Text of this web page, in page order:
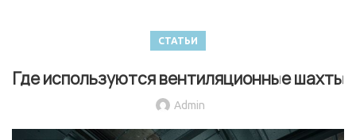
СТАТЬИ
Где используются вентиляционные шахты
Admin